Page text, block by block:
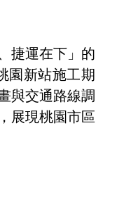
捷運在下」的
園新站施工期
與交通路線調
展現桃園市區